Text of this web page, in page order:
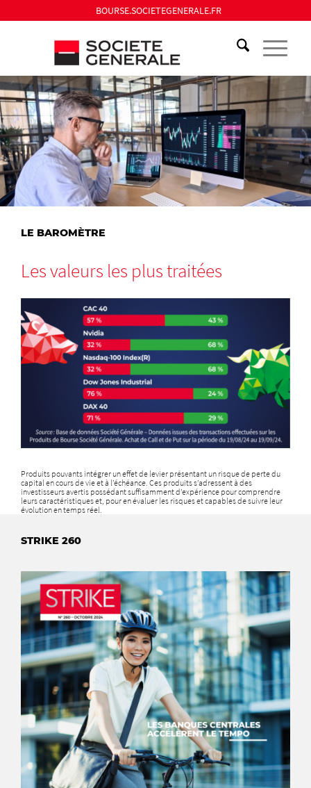
BOURSE.SOCIETEGENERALE.FR
LE BAROMÈTRE
Les valeurs les plus traitées
Produits pouvants intégrer un effet de levier présentant un risque de perte du
capital en cours de vie et à l’échéance. Ces produits s’adressent à des
investisseurs avertis possédant suffisamment d’expérience pour comprendre
leurs caractéristiques et, pour en évaluer les risques et capables de suivre leur
évolution en temps réel.
STRIKE 260